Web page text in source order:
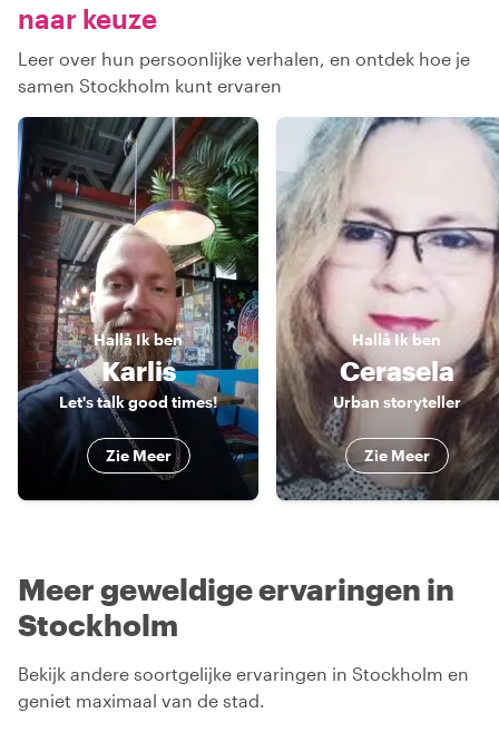
naar keuze
Leer over hun persoonlijke verhalen, en ontdek hoe je
samen Stockholm kunt ervaren
HallåIk ben
Karlis
Let's talk good times!
Zie Meer
Hallå Ik ben
Cerasela
Urban storyteller
Zie Meer
Meer geweldige ervaringen in
Stockholm
Bekijk andere soortgelijke ervaringen in Stockholm en
geniet maximaal van de stad.